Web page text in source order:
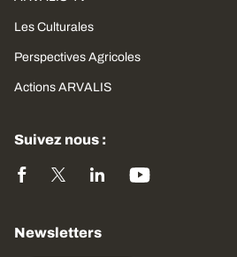
Les Culturales
Perspectives Agricoles
Actions ARVALIS
Suivez nous :
Newsletters